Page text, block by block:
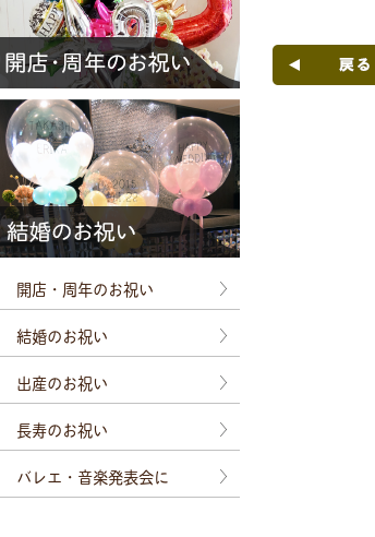
開店・周年のお祝い
結婚のお祝い
出産のお祝い
長寿のお祝い
バレエ・音楽発表会に